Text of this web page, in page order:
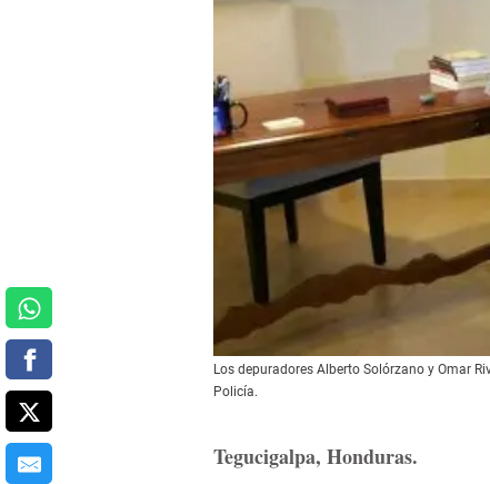
Los depuradores Alberto Solórzano y Omar
Policía.
Tegucigalpa, Honduras.